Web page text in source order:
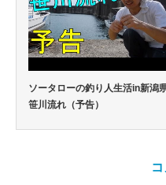
ソータローの釣り人生活in新潟
笹川流れ（予告）